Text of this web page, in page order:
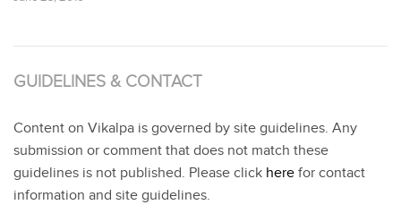
GUIDELINES & CONTACT
Content on Vikalpa is governed by site guidelines. Any
submission or comment that does not match these
guidelines is not published. Please click here for contact
information and site guidelines.